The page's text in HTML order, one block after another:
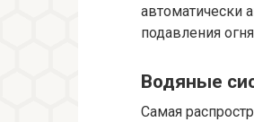
автоматически
подавления
Водяные
Самая